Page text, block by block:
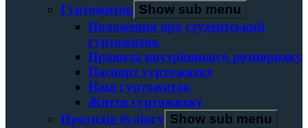
Гуртожиток Show sub menu
Положення про студентський
гуртожиток
Правила внутрішнього розпорядку
Паспорт гуртожитку
Наш гуртожиток
Життя гуртожитку
Протидія булінгу Show sub menu